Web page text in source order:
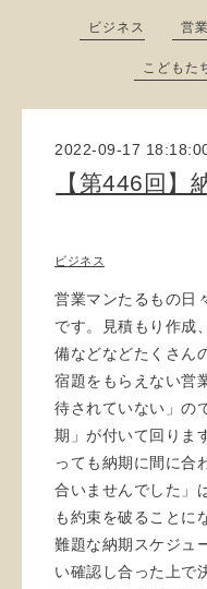
ビジネス 営
こどもた
2022-09-17
【第446回】
ビジネス
営業マンたるもの日
です。見積もり作成
備などなどたくさん
宿題をもらえない営
待されていない」の
期」が付いて回りま
っても納期に間に合
合いませんでした」
も約束を破ることに
難題な納期スケジュ
い確認し合った上で